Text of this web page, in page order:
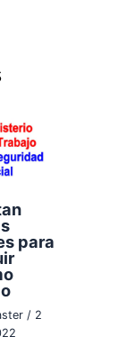
para
/ 2